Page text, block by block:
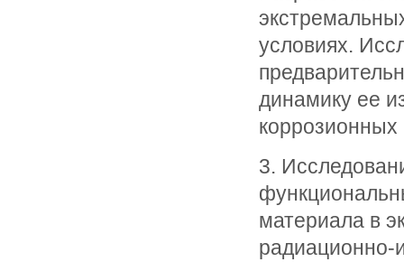
условиях.
динамику ее
3.
материала в
радиационно-